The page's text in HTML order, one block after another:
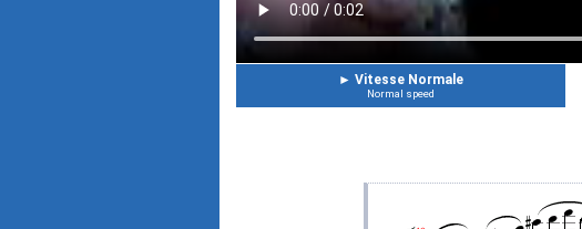
► Vitesse Normale
Normal speed